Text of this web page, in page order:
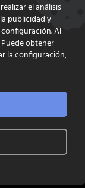
el análisis
publicidad y
Al
obtener
la configuración,